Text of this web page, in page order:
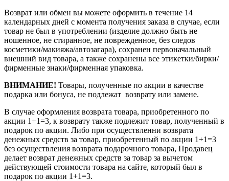
Возврат или обмен вы можете оформить в течение 14
календарных дней с момента получения заказа в случае, если
товар не был в употреблении (изделие должно быть не
ношенное, не стиранное, не поврежденное, без следов
косметики/макияжа/автозагара), сохранен первоначальный
внешний вид товара, а также сохранены все этикетки/бирки/
фирменные знаки/фирменная упаковка.
ВНИМАНИЕ! Товары, полученные по акции в качестве
подарка или бонуса, не подлежат возврату или замене.
В случае оформления возврата товара, приобретенного по
акции 1+1=3, к возврату также подлежит товар, полученный в
подарок по акции. Либо при осуществленни возврата
денежных средств за товар, приобретенный по акции 1+1=3
без осуществления возврата подарочного товара, Продавец
делает возврат денежных средств за товар за вычетом
действующей стоимости товара на сайте, который был в
подарок по акции 1+1=3.